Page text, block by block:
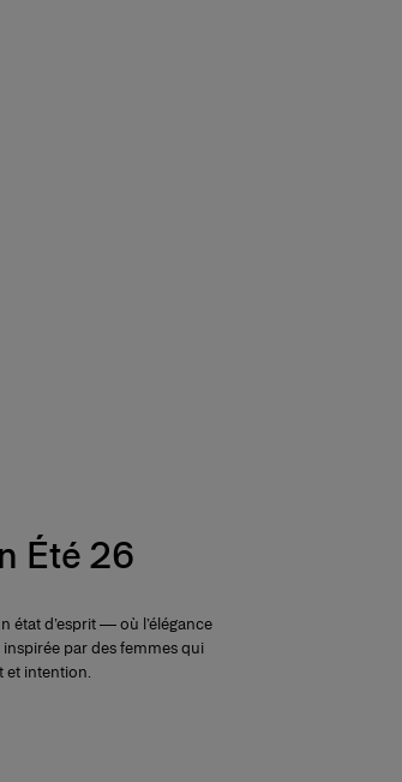
Été 26
état d’esprit — où l’élégance
par des femmes qui
et intention.